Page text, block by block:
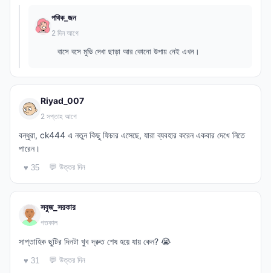
পথিক_জন
2 দিন আগে
বাসে বসে মুভি দেখা ছাড়া আর কোনো উপায় নেই এখন।
Riyad_007
2 সপ্তাহ আগে
বন্ধুরা, ck444 এ নতুন কিছু ফিচার এসেছে, যারা ব্যবহার করেন একবার দেখে নিতে
পারেন।
♥ 35 💬 উত্তর দিন
সবুজ_সরকার
গতকাল
সাপ্তাহিক ছুটির দিনটা খুব দ্রুত শেষ হয়ে যায় কেন? 😭
♥ 31 💬 উত্তর দিন